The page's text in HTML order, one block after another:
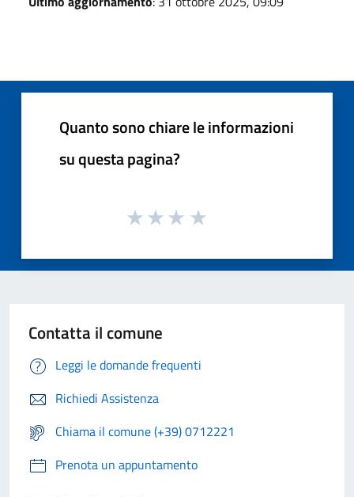
Quanto sono chiare le informazioni
su questa pagina?
Contatta il comune
Leggi le domande frequenti
Richiedi Assistenza
Chiama il comune (+39) 0712221
Prenota un appuntamento